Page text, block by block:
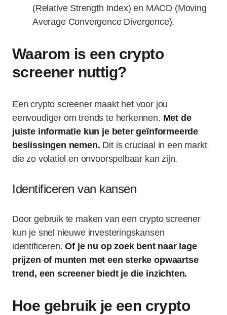
(Relative Strength Index) en MACD (Moving
Average Convergence Divergence).
Waarom is een crypto
screener nuttig?
Een crypto screener maakt het voor jou
eenvoudiger om trends te herkennen. Met de
juiste informatie kun je beter geïnformeerde
beslissingen nemen. Dit is cruciaal in een markt
die zo volatiel en onvoorspelbaar kan zijn.
Identificeren van kansen
Door gebruik te maken van een crypto screener
kun je snel nieuwe investeringskansen
identificeren.Of je nu op zoek bent naar lage
prijzen of munten met een sterke opwaartse
trend, een screener biedt je die inzichten.
Hoe gebruik je een crypto